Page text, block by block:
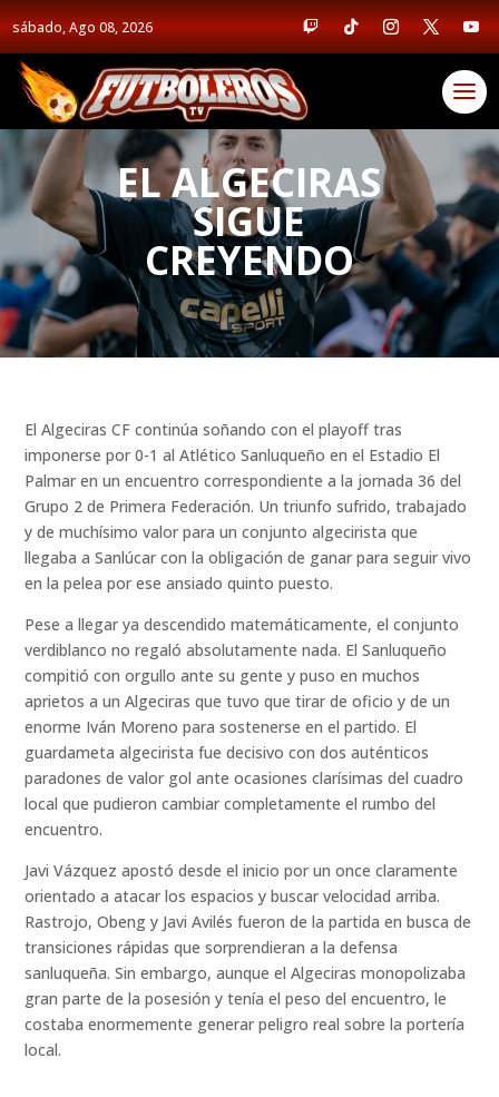
sábado, Ago 08, 2026
EL ALGECIRAS
SIGUE
CREYENDO
El Algeciras CF continúa soñando con el playoff tras
imponerse por 0-1 al Atlético Sanluqueño en el Estadio El
Palmar en un encuentro correspondiente a la jornada 36 del
Grupo 2 de Primera Federación. Un triunfo sufrido, trabajado
y de muchísimo valor para un conjunto algecirista que
llegaba a Sanlúcar con la obligación de ganar para seguir vivo
en la pelea por ese ansiado quinto puesto.
Pese a llegar ya descendido matemáticamente, el conjunto
verdiblanco no regaló absolutamente nada. El Sanluqueño
compitió con orgullo ante su gente y puso en muchos
aprietos a un Algeciras que tuvo que tirar de oficio y de un
enorme Iván Moreno para sostenerse en el partido. El
guardameta algecirista fue decisivo con dos auténticos
paradones de valor gol ante ocasiones clarísimas del cuadro
local que pudieron cambiar completamente el rumbo del
encuentro.
Javi Vázquez apostó desde el inicio por un once claramente
orientado a atacar los espacios y buscar velocidad arriba.
Rastrojo, Obeng y Javi Avilés fueron de la partida en busca de
transiciones rápidas que sorprendieran a la defensa
sanluqueña. Sin embargo, aunque el Algeciras monopolizaba
gran parte de la posesión y tenía el peso del encuentro, le
costaba enormemente generar peligro real sobre la portería
local.